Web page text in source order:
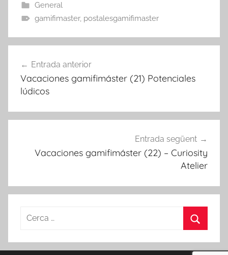
General
gamifimaster, postalesgamifimaster
d'entrades
Entrada anterior
Vacaciones gamifimáster (21) Potenciales
lúdicos
Entrada següent
Vacaciones gamifimáster (22) – Curiosity
Atelier
Cerca: